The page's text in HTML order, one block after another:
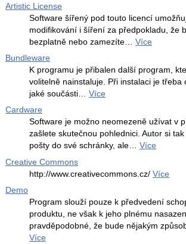
Artistic License
Software šířený pod touto licencí
modifikování i šíření za předpokladu, že
bezplatně nebo zamezíte… Více
Bundleware
K programu je přibalen další program,
volitelně nainstaluje. Při instalaci je třeba
jaké součásti… Více
Cardware
Software je možno neomezeně užívat v
zašlete skutečnou pohlednici. Autor si
pošty do své schránky, ale… Více
Creative Commons
http://www.creativecommons.cz/ Více
Demo
Program slouží pouze k předvedení
produktu, ne však k jeho plnému
pravděpodobné, že bude nějakým
Více